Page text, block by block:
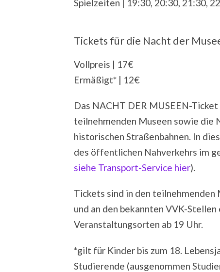
Spielzeiten | 19:30, 20:30, 21:30,
Tickets für die Nacht der
Vollpreis | 17€
Ermäßigt* | 12€
Das NACHT DER MUSEEN-
teilnehmenden Museen sowie die
historischen Straßenbahnen. In
des öffentlichen Nahverkehrs im
siehe Transport-Service hier).
Tickets sind in den teilnehmenden
und an den bekannten VVK-
Veranstaltungsorten ab 19 Uhr.
*gilt für Kinder bis zum 18.
Studierende (ausgenommen